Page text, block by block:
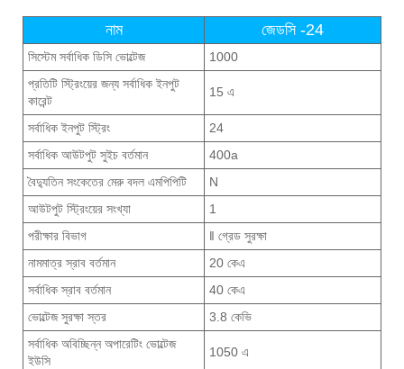
নাম জেডসি -24
সিস্টেম সর্বাধিক ডিসি ভোল্টেজ
1000
প্রতিটি স্ট্রিংয়ের জন্য সর্বাধিক ইনপুট
কারেন্ট
15 এ
সর্বাধিক ইনপুট স্ট্রিং
24
সর্বাধিক আউটপুট সুইচ বর্তমান
400a
বৈদ্যুতিন সংকেতের মেরু বদল এমপিপিটি
N
আউটপুট স্ট্রিংয়ের সংখ্যা
1
পরীক্ষার বিভাগ
‖ গ্রেড সুরক্ষা
নামমাত্র স্রাব বর্তমান
20 কেএ
সর্বাধিক স্রাব বর্তমান
40 কেএ
ভোল্টেজ সুরক্ষা স্তর
3.8 কেভি
সর্বাধিক অবিচ্ছিন্ন অপারেটিং ভোল্টেজ
ইউসি
1050 এ